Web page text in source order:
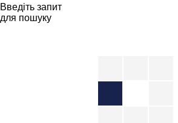
Введіть запит
для пошуку